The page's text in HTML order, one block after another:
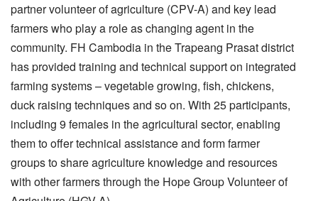
partner volunteer of agriculture (CPV-A) and key lead
farmers who play a role as changing agent in the
community. FH Cambodia in the Trapeang Prasat district
has provided training and technical support on integrated
farming systems – vegetable growing, fish, chickens,
duck raising techniques and so on. With 25 participants,
including 9 females in the agricultural sector, enabling
them to offer technical assistance and form farmer
groups to share agriculture knowledge and resources
with other farmers through the Hope Group Volunteer of